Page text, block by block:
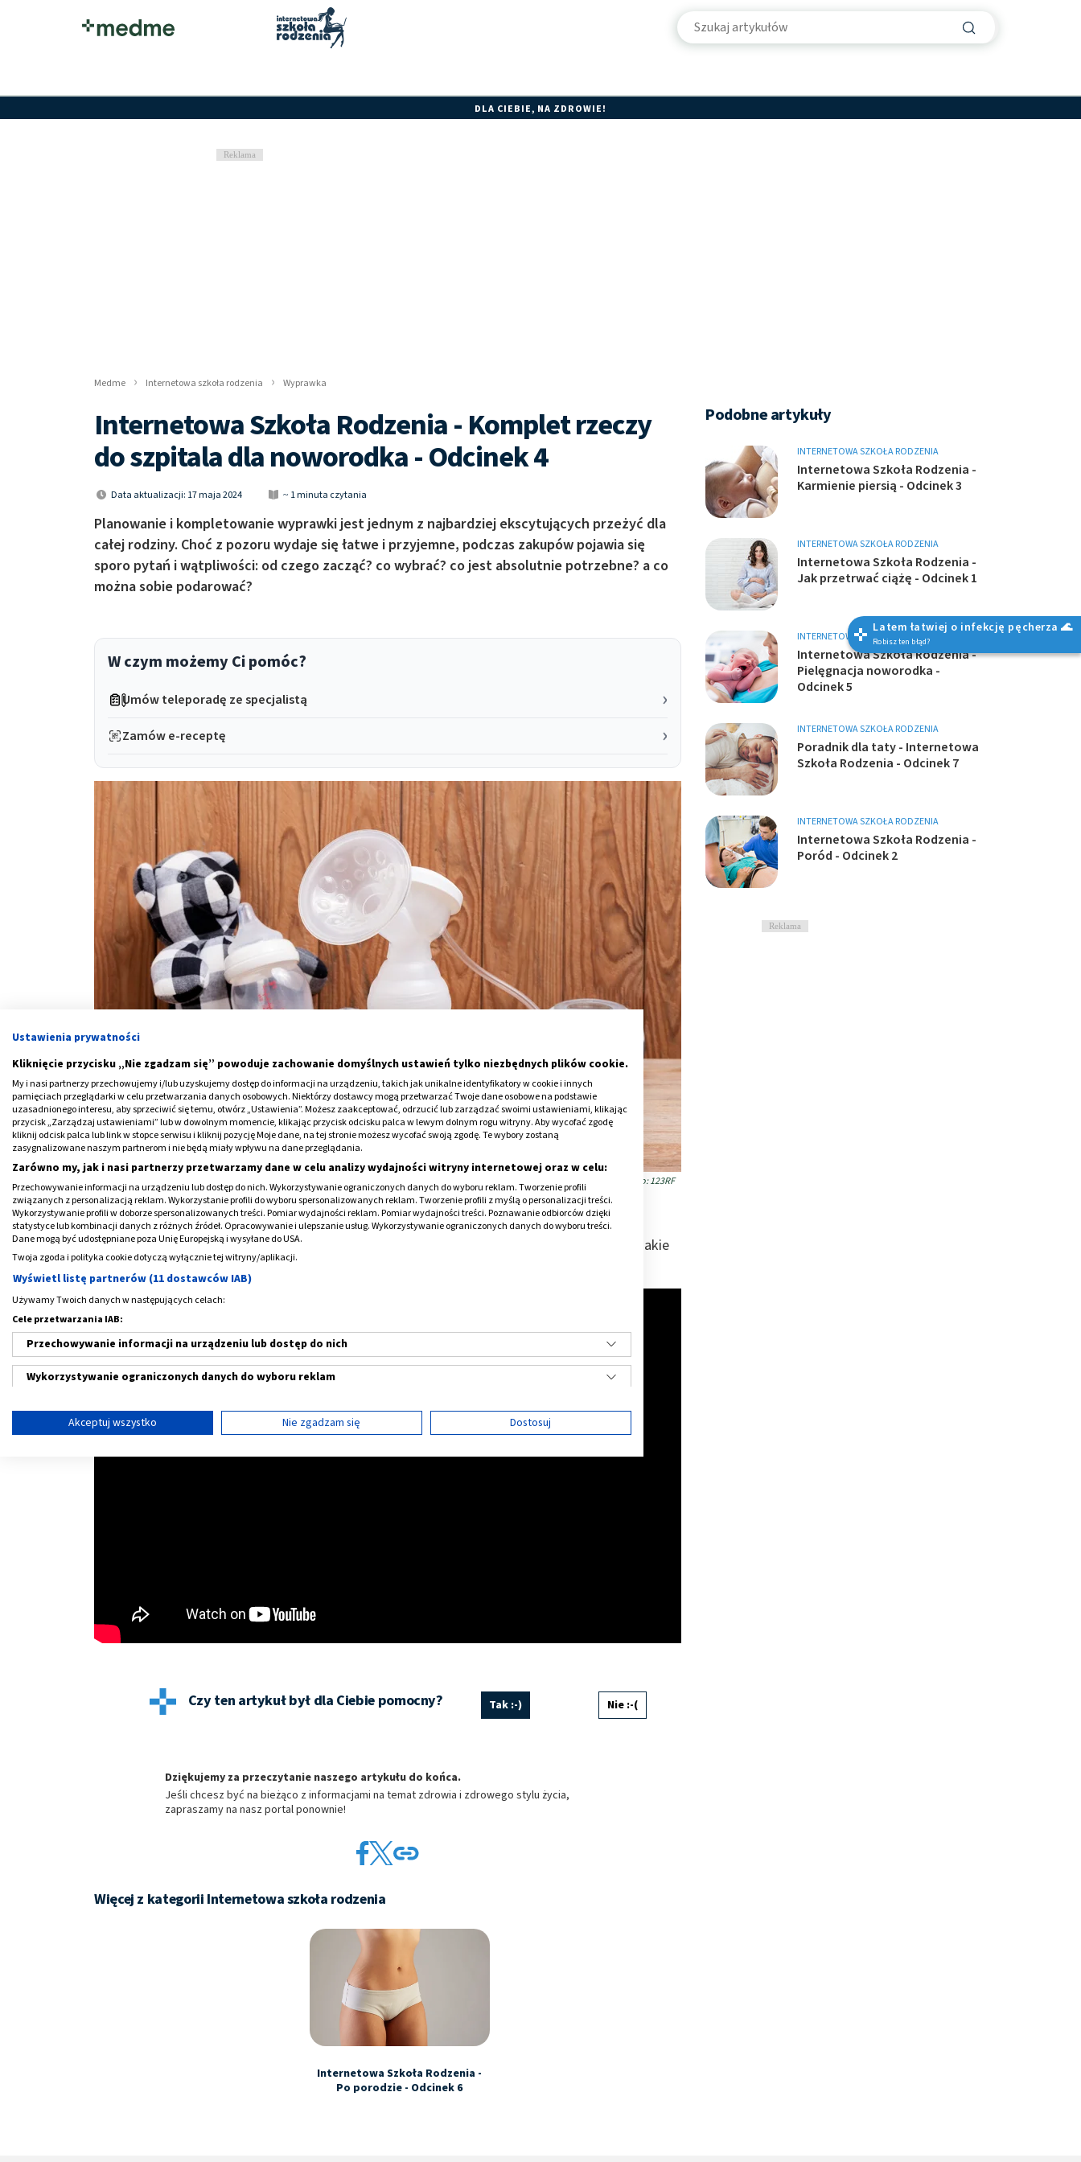
DLA CIEBIE, NA ZDROWIE!
Reklama
Medme Internetowa szkoła rodzenia Wyprawka
Internetowa Szkoła Rodzenia - Komplet rzeczy
do szpitala dla noworodka - Odcinek 4
Data aktualizacji: 17 maja 2024 ~ 1 minuta czytania
Planowanie i kompletowanie wyprawki jest jednym z najbardziej ekscytujących przeżyć dla
całej rodziny. Choć z pozoru wydaje się łatwe i przyjemne, podczas zakupów pojawia się
sporo pytań i wątpliwości: od czego zacząć? co wybrać? co jest absolutnie potrzebne? a co
można sobie podarować?
W czym możemy Ci pomóc?
Umów teleporadę ze specjalistą
Zamów e-receptę
Źródło: 123RF
O pomoc w przygotowaniu wyprawki dla dziecka, a także spakowaniu torby do szpitala -
poprosiliśmy położną i ekspertów od zakupów. Zapytaliśmy też doświadczone mamy o to, jakie
akcesoria przydały im się najbardziej.
Czy ten artykuł był dla Ciebie pomocny? Tak :-) Nie :-(
Dziękujemy za przeczytanie naszego artykułu do końca.
Jeśli chcesz być na bieżąco z informacjami na temat zdrowia i zdrowego stylu życia,
zapraszamy na nasz portal ponownie!
Więcej z kategorii Internetowa szkoła rodzenia
Internetowa Szkoła Rodzenia -
Po porodzie - Odcinek 6
Podobne artykuły
INTERNETOWA SZKOŁA RODZENIA
Internetowa Szkoła Rodzenia -
Karmienie piersią - Odcinek 3
INTERNETOWA SZKOŁA RODZENIA
Internetowa Szkoła Rodzenia -
Jak przetrwać ciążę - Odcinek 1
INTERNETOWA SZKOŁA RODZENIA
Internetowa Szkoła Rodzenia -
Pielęgnacja noworodka -
Odcinek 5
INTERNETOWA SZKOŁA RODZENIA
Poradnik dla taty - Internetowa
Szkoła Rodzenia - Odcinek 7
INTERNETOWA SZKOŁA RODZENIA
Internetowa Szkoła Rodzenia -
Poród - Odcinek 2
Reklama
Latem łatwiej o infekcję pęcherza 🌊
Robisz ten błąd?
Ustawienia prywatności
Kliknięcie przycisku „Nie zgadzam się” powoduje zachowanie domyślnych ustawień tylko niezbędnych plików cookie.
My i nasi partnerzy przechowujemy i/lub uzyskujemy dostęp do informacji na urządzeniu, takich jak unikalne identyfikatory w cookie i innych
pamięciach przeglądarki w celu przetwarzania danych osobowych. Niektórzy dostawcy mogą przetwarzać Twoje dane osobowe na podstawie
uzasadnionego interesu, aby sprzeciwić się temu, otwórz „Ustawienia”. Możesz zaakceptować, odrzucić lub zarządzać swoimi ustawieniami, klikając
przycisk „Zarządzaj ustawieniami” lub w dowolnym momencie, klikając przycisk odcisku palca w lewym dolnym rogu witryny. Aby wycofać zgodę
kliknij odcisk palca lub link w stopce serwisu i kliknij pozycję Moje dane, na tej stronie możesz wycofać swoją zgodę. Te wybory zostaną
zasygnalizowane naszym partnerom i nie będą miały wpływu na dane przeglądania.
Zarówno my, jak i nasi partnerzy przetwarzamy dane w celu analizy wydajności witryny internetowej oraz w celu:
Przechowywanie informacji na urządzeniu lub dostęp do nich. Wykorzystywanie ograniczonych danych do wyboru reklam. Tworzenie profili
związanych z personalizacją reklam. Wykorzystanie profili do wyboru spersonalizowanych reklam. Tworzenie profili z myślą o personalizacji treści.
Wykorzystywanie profili w doborze spersonalizowanych treści. Pomiar wydajności reklam. Pomiar wydajności treści. Poznawanie odbiorców dzięki
statystyce lub kombinacji danych z różnych źródeł. Opracowywanie i ulepszanie usług. Wykorzystywanie ograniczonych danych do wyboru treści.
Dane mogą być udostępniane poza Unię Europejską i wysyłane do USA.
Twoja zgoda i polityka cookie dotyczą wyłącznie tej witryny/aplikacji.
Wyświetl listę partnerów (11 dostawców IAB)
Używamy Twoich danych w następujących celach:
Cele przetwarzania IAB:
Przechowywanie informacji na urządzeniu lub dostęp do nich
Wykorzystywanie ograniczonych danych do wyboru reklam
Tworzenie profili w celu spersonalizowanych reklam
Rozumienie odbiorców dzięki statystyce lub kombinacji danych z różnych źródeł
Rozwój i ulepszanie usług
Akceptuj wszystko Nie zgadzam się Dostosuj